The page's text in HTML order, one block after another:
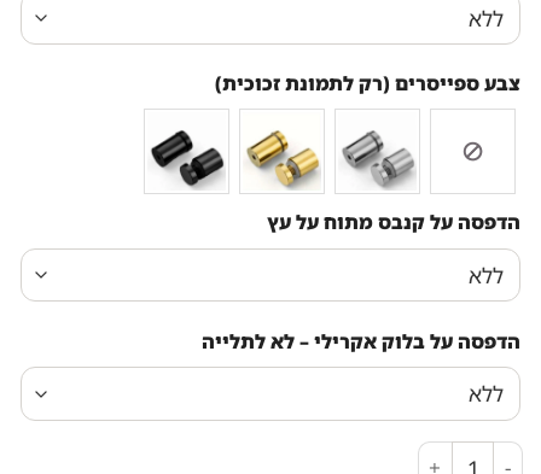
צבע ספייסרים (רק לתמונת זכוכית)
הדפסה על קנבס מתוח על עץ
הדפסה על בלוק אקרילי – לא לתלייה
כמות של 2028 - ציור אבסטרקט של הכותל בגווני לבן וזהב על קנבס או זכוכית